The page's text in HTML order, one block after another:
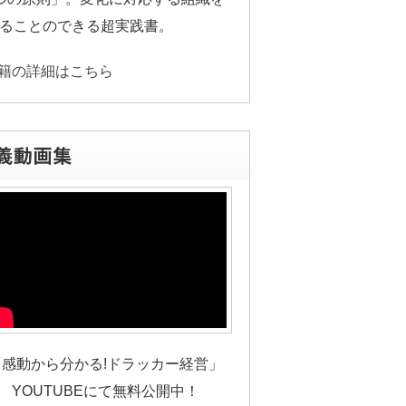
ことのできる超実践書。
の詳細はこちら
動から分かる!ドラッカー経営」
YOUTUBEにて無料公開中！